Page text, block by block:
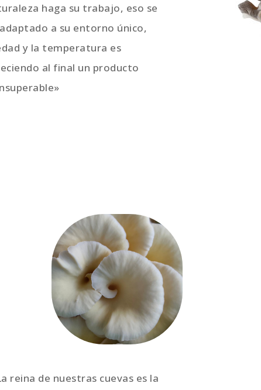
haga su trabajo, eso se
a su entorno único,
y la temperatura es
al final un producto
reina de nuestras cuevas es la